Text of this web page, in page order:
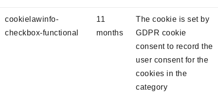
cookielawinfo-
checkbox-functional
11
months
The cookie is set by
GDPR cookie
consent to record the
user consent for the
cookies in the
category